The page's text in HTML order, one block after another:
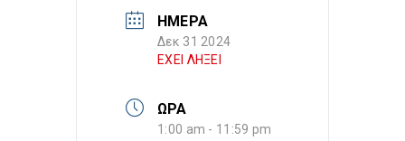
ΗΜΕΡΑ
Δεκ 31 2024
ΕΧΕΙ ΛΗΞΕΙ
ΩΡΑ
1:00 am - 11:59 pm